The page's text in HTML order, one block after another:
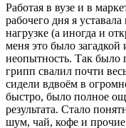
Работая в вузе и в
рабочего дня я
нагрузке (а иногда и
меня это было
неопытность. Так было
грипп свалил почти
сидели вдвоём в
быстро, было полное
результата. Стало
шум, чай, кофе и